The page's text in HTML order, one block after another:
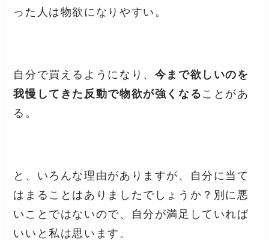
った人は物欲になりやすい。
自分で買えるようになり、 今まで欲しいのを
我慢してきた反動で物欲が強くなる ことがあ
る。
と、いろんな理由がありますが、自分に当て
はまることはありましたでしょうか？別に悪
いことではないので、自分が満足していれば
いいと私は思います。